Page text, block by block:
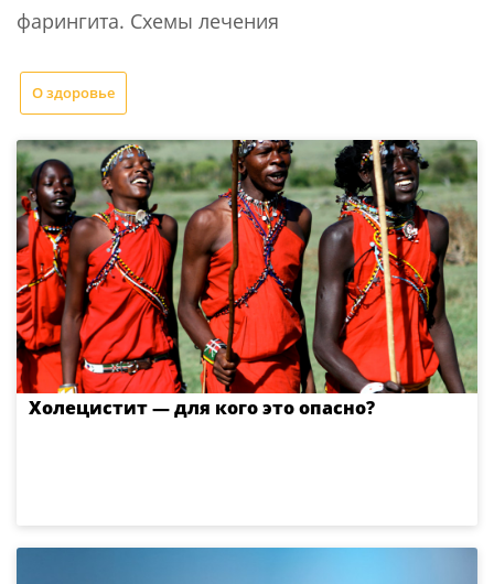
фарингита. Схемы лечения
О здоровье
Холецистит — для кого это опасно?